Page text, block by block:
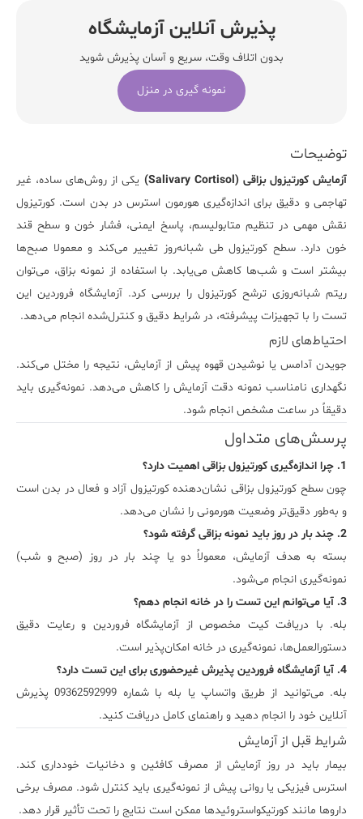
توضیحات
آزمایش کورتیزول بزاقی (Salivary Cortisol
) یکی از روش‌های ساده، غیر
تهاجمی و دقیق برای اندازه‌گیری هورمون استرس در بدن است. کورتیزول
نقش مهمی در تنظیم متابولیسم، پاسخ ایمنی، فشار خون و سطح قند
خون دارد. سطح کورتیزول طی شبانه‌روز تغییر می‌کند و معمولا صبح‌ها
بیشتر است و شب‌ها کاهش می‌یابد. با استفاده از نمونه بزاق، می‌توان
ریتم شبانه‌روزی ترشح کورتیزول را بررسی کرد. آزمایشگاه فروردین این
تست را با تجهیزات پیشرفته، در شرایط دقیق و کنترل‌شده انجام می‌دهد.
احتیاط‌های لازم
جویدن آدامس یا نوشیدن قهوه پیش از آزمایش، نتیجه را مختل می‌کند.
نگهداری نامناسب نمونه دقت آزمایش را کاهش می‌دهد. نمونه‌گیری باید
دقیقاً در ساعت مشخص انجام شود.
پرسش‌های متداول
1. چرا اندازه‌گیری کورتیزول بزاقی اهمیت دارد؟
چون سطح کورتیزول بزاقی نشان‌دهنده کورتیزول آزاد و فعال در بدن است
و به‌طور دقیق‌تر وضعیت هورمونی را نشان می‌دهد.
2. چند بار در روز باید نمونه بزاقی گرفته شود؟
بسته به هدف آزمایش، معمولاً دو یا چند بار در روز (صبح و شب)
نمونه‌گیری انجام می‌شود.
3. آیا می‌توانم این تست را در خانه انجام دهم؟
بله. با دریافت کیت مخصوص از آزمایشگاه فروردین و رعایت دقیق
دستورالعمل‌ها، نمونه‌گیری در خانه امکان‌پذیر است.
4. آیا آزمایشگاه فروردین پذیرش غیرحضوری برای این تست دارد؟
بله. می‌توانید از طریق واتساپ یا بله با شماره 09362592999 پذیرش
آنلاین خود را انجام دهید و راهنمای کامل دریافت کنید.
شرایط قبل از آزمایش
بیمار باید در روز آزمایش از مصرف کافئین و دخانیات خودداری کند.
استرس فیزیکی یا روانی پیش از نمونه‌گیری باید کنترل شود. مصرف برخی
داروها مانند کورتیکواستروئیدها ممکن است نتایج را تحت تأثیر قرار دهد.
پذیرش آنلاین آزمایشگاه
بدون اتلاف وقت، سریع و آسان پذیرش شوید
نمونه گیری در منزل